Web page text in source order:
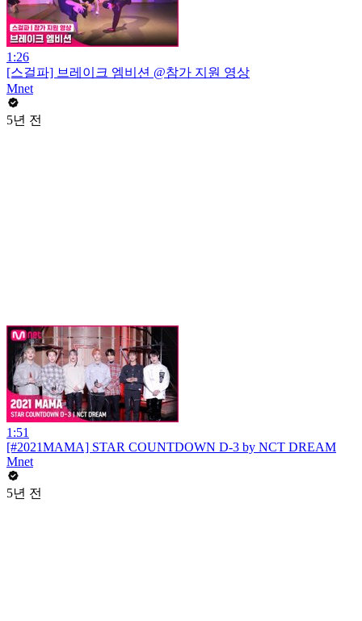
1:26
[스걸파] 브레이크 엠비션 @참가 지원 영상
Mnet
5년 전
1:51
[#2021MAMA] STAR COUNTDOWN D-3 by NCT DREAM
Mnet
5년 전